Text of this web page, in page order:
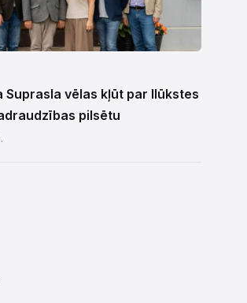
Suprasla vēlas kļūt par Ilūkstes
pilsētu